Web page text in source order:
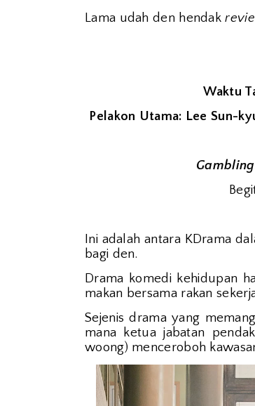
Lama udah den hendak
Waktu
Pelakon Utama: Lee Sun-
Ini adalah antara KDrama
bagi den.
Drama komedi kehidupan
makan bersama rakan
Sejenis drama yang
mana ketua jabatan
woong) menceroboh